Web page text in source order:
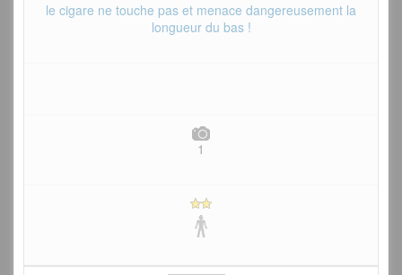
le cigare ne touche pas et menace dangereusement la
longueur du bas !
1